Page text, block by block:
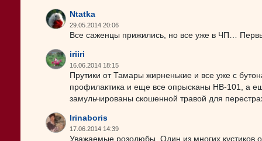
Ntatka
29.05.2014 20:06
Все саженцы прижились, но все уже в ЧП…
iriiri
16.06.2014 18:15
Прутики от Тамары жирненькие и все уже с
профилактика и еще все опрысканы HB-101, а
замульчированы скошенной травой для
Irinaboris
17.06.2014 14:39
Уважаемые розолюбы. Один из многих кустиков